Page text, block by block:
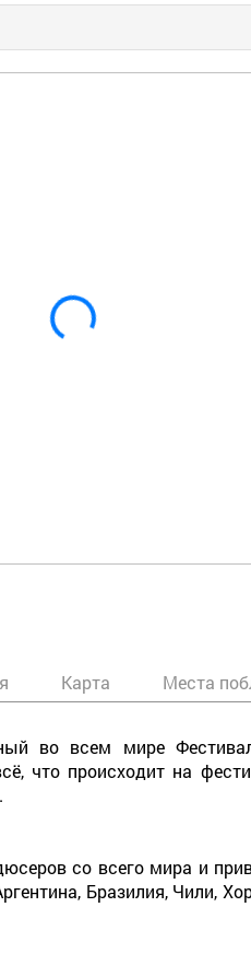
Карта Места
во всем мире
что происходит на
со всего мира и
Бразилия, Чили,